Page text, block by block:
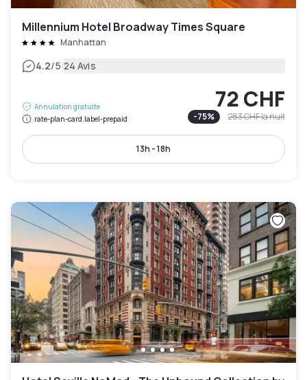
Millennium Hotel Broadway Times Square
Manhattan
4.2/5|24 Avis
Annulation gratuite
rate-plan-card.label-prepaid
72 CHF
-75% 283 CHFla nuit
13h - 18h